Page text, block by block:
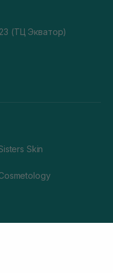
(ТЦ Экватор)
Skin